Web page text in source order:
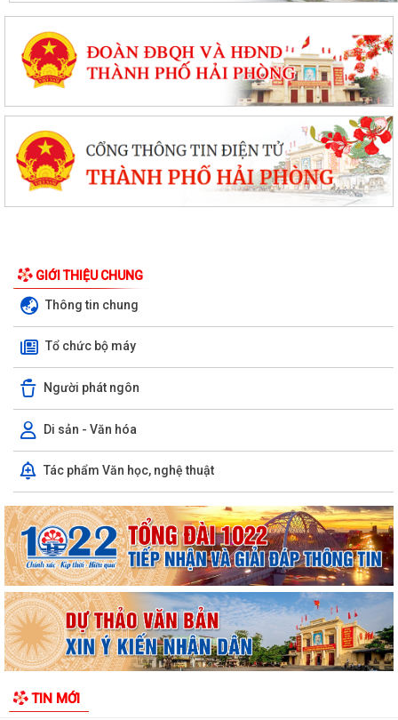
GIỚI THIỆU CHUNG
Thông tin chung
Tổ chức bộ máy
Người phát ngôn
Di sản - Văn hóa
Tác phẩm Văn học, nghệ thuật
TIN MỚI
năm 2026 về Nghị định xử phạt vi phạm...
V/v thông tin về chương trình thu hồi Xe CB1000 Hornet (xe nhập
khẩu) và xe Rebel 500 & CL500 (xe...
PHƯỜNG LÊ ĐẠI HÀNH KÊU GỌI NGƯỜI DÂN TÍCH CỰC SỬ DỤNG DỊCH
VỤ CÔNG TRỰC TUYẾN
ĐẨY MẠNH THANH TOÁN KHÔNG DÙNG TIỀN MẶT – THÚC ĐẨY
CHUYỂN ĐỔI SỐ TRONG ĐỜI SỐNG XÃ HỘI
bán người” và “Ngày toàn dân...